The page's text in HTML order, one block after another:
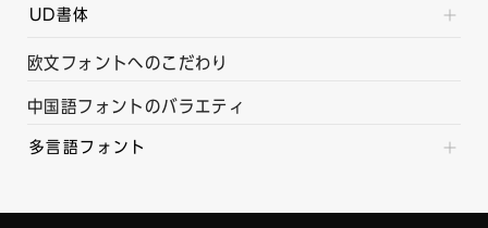
UD書体
欧文フォントへのこだわり
中国語フォントのバラエティ
多言語フォント